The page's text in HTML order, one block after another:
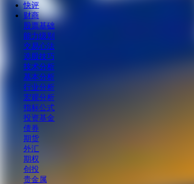
快评
财商
股票基础
能力级别
交易心法
选股技巧
技术分析
基本分析
行业分析
宏观分析
指标公式
投资基金
债券
期货
外汇
期权
创投
贵金属